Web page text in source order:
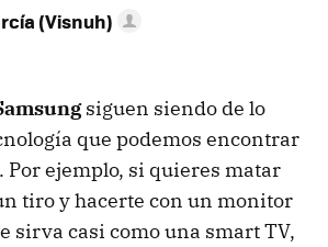
(Visnuh)
siguen siendo de lo
que podemos encontrar
Por ejemplo, si quieres matar
tiro y hacerte con un monitor
sirva casi como una smart TV,